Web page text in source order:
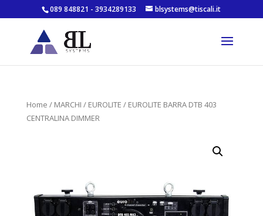
089 848821 - 3934289133 blsystems@tiscali.it
Home / MARCHI / EUROLITE / EUROLITE BARRA DTB 403
CENTRALINA DIMMER